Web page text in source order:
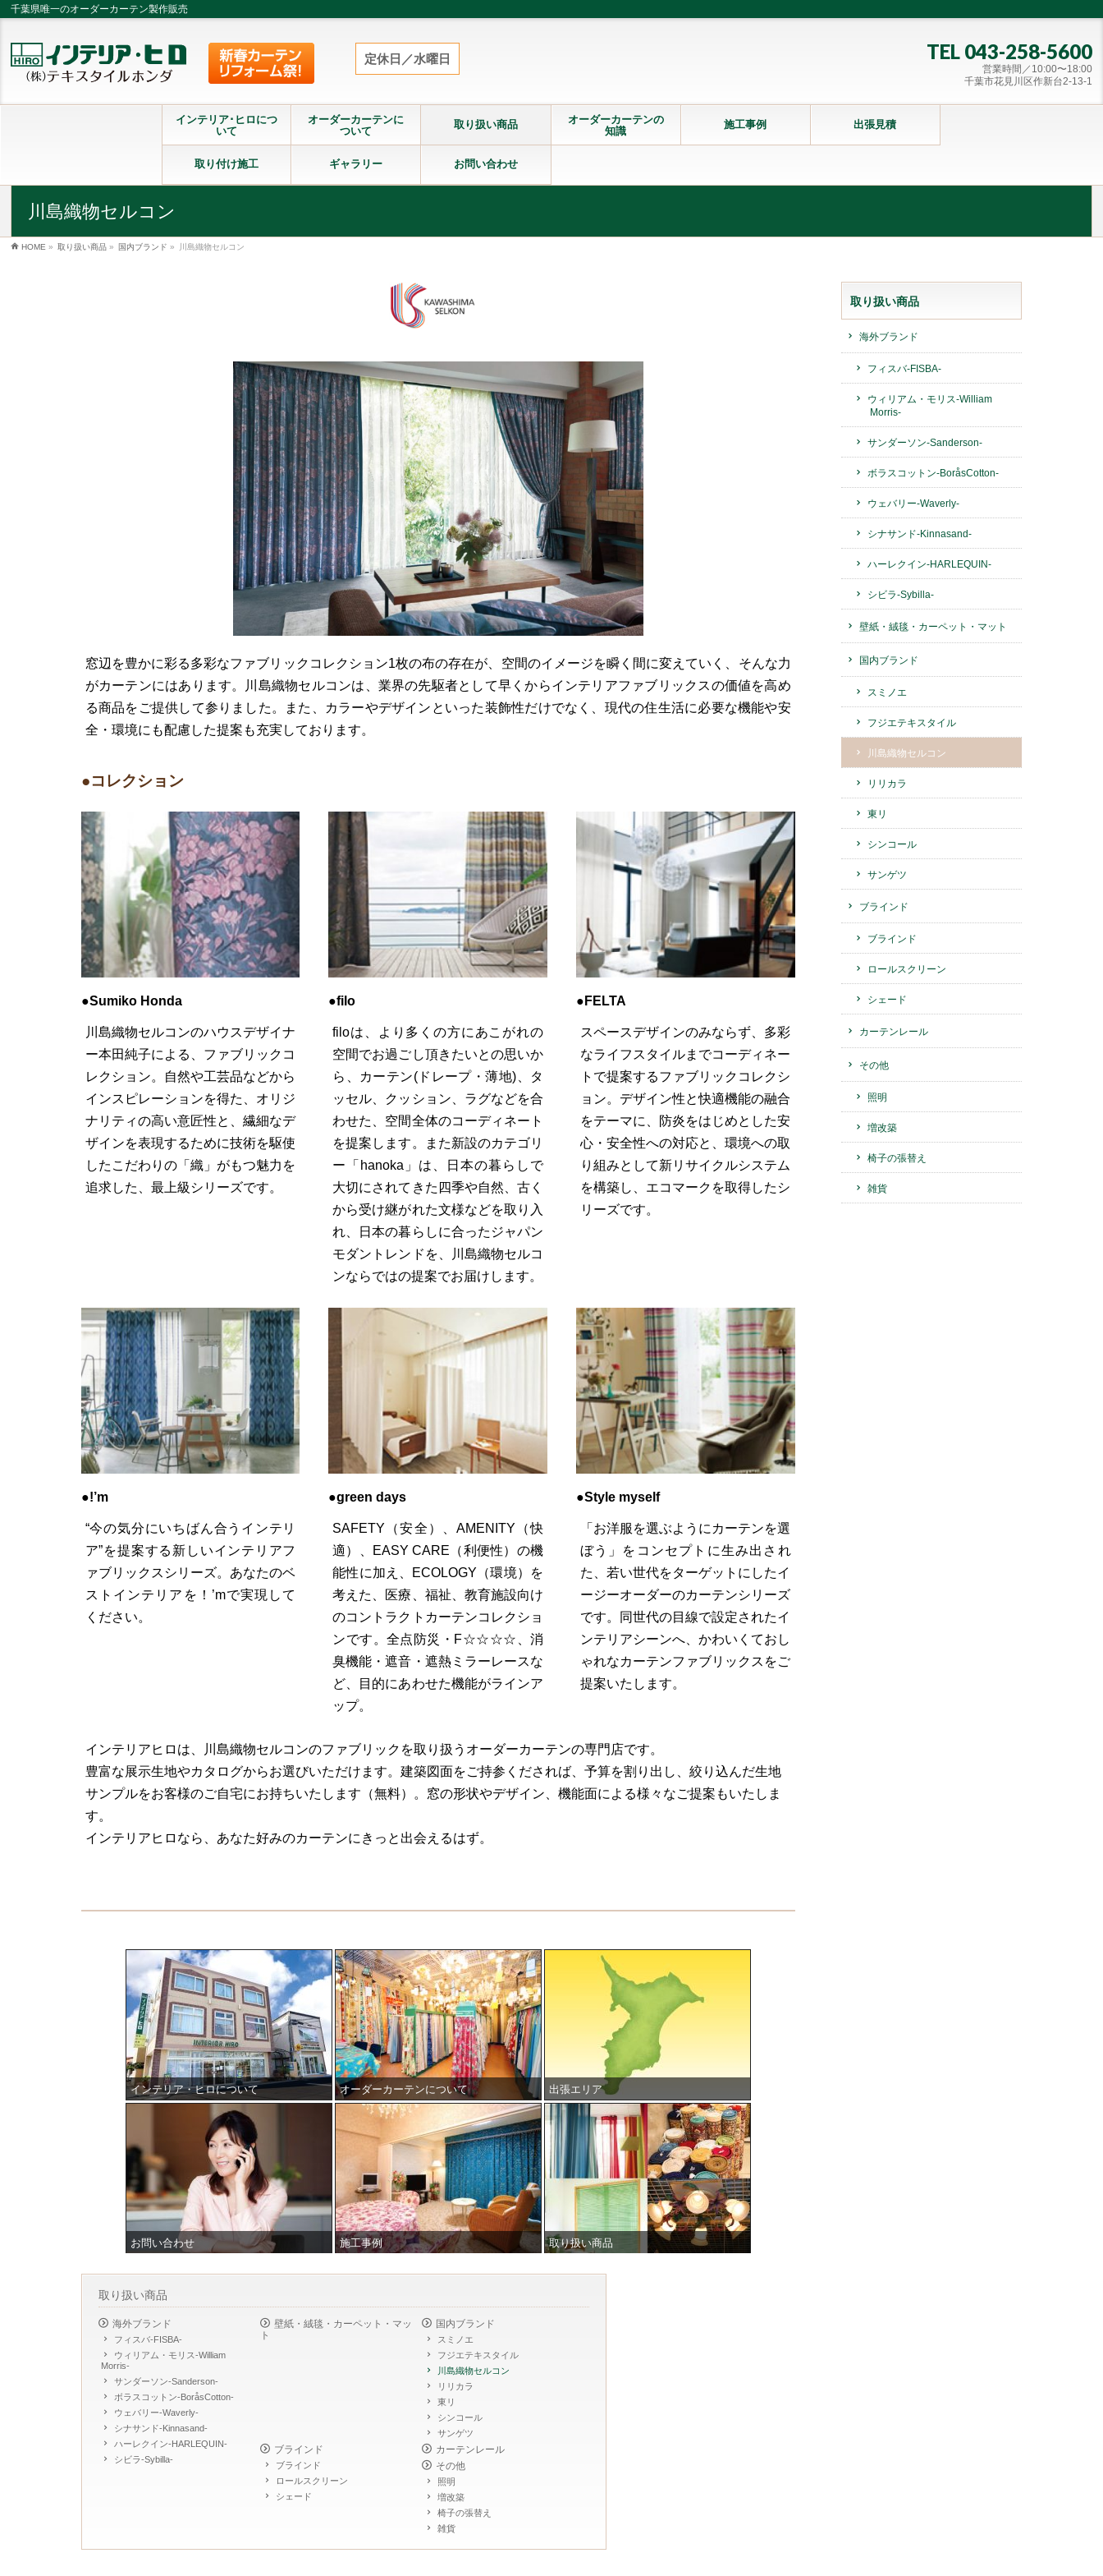
千葉県唯一のオーダーカーテン製作販売
TEL 043-258-5600
営業時間／10:00〜18:00
千葉市花見川区作新台2-13-1
定休日／水曜日
インテリア･ヒロにつ
いて
オーダーカーテンに
ついて
取り扱い商品
オーダーカーテンの
知識
施工事例 出張見積
取り付け施工 ギャラリー お問い合わせ
川島織物セルコン
HOME » 取り扱い商品 » 国内ブランド » 川島織物セルコン
窓辺を豊かに彩る多彩なファブリックコレクション1枚の布の存在が、空間のイメージを瞬く間に変えていく、そんな力
がカーテンにはあります。川島織物セルコンは、業界の先駆者として早くからインテリアファブリックスの価値を高め
る商品をご提供して参りました。また、カラーやデザインといった装飾性だけでなく、現代の住生活に必要な機能や安
全・環境にも配慮した提案も充実しております。
●コレクション
●Sumiko Honda
川島織物セルコンのハウスデザイナ
ー本田純子による、ファブリックコ
レクション。自然や工芸品などから
インスピレーションを得た、オリジ
ナリティの高い意匠性と、繊細なデ
ザインを表現するために技術を駆使
したこだわりの「織」がもつ魅力を
追求した、最上級シリーズです。
●filo
filoは、より多くの方にあこがれの
空間でお過ごし頂きたいとの思いか
ら、カーテン(ドレープ・薄地)、タ
ッセル、クッション、ラグなどを合
わせた、空間全体のコーディネート
を提案します。また新設のカテゴリ
ー「hanoka」は、日本の暮らしで
大切にされてきた四季や自然、古く
から受け継がれた文様などを取り入
れ、日本の暮らしに合ったジャパン
モダントレンドを、川島織物セルコ
ンならではの提案でお届けします。
●FELTA
スペースデザインのみならず、多彩
なライフスタイルまでコーディネー
トで提案するファブリックコレクシ
ョン。デザイン性と快適機能の融合
をテーマに、防炎をはじめとした安
心・安全性への対応と、環境への取
り組みとして新リサイクルシステム
を構築し、エコマークを取得したシ
リーズです。
●!’m
“今の気分にいちばん合うインテリ
ア”を提案する新しいインテリアフ
ァブリックスシリーズ。あなたのベ
ストインテリアを！’mで実現して
ください。
●green days
SAFETY（安全）、AMENITY（快
適）、EASY CARE（利便性）の機
能性に加え、ECOLOGY（環境）を
考えた、医療、福祉、教育施設向け
のコントラクトカーテンコレクショ
ンです。全点防災・F☆☆☆☆、消
臭機能・遮音・遮熱ミラーレースな
ど、目的にあわせた機能がラインア
ップ。
●Style myself
「お洋服を選ぶようにカーテンを選
ぼう」をコンセプトに生み出され
た、若い世代をターゲットにしたイ
ージーオーダーのカーテンシリーズ
です。同世代の目線で設定されたイ
ンテリアシーンへ、かわいくておし
ゃれなカーテンファブリックスをご
提案いたします。
インテリアヒロは、川島織物セルコンのファブリックを取り扱うオーダーカーテンの専門店です。
豊富な展示生地やカタログからお選びいただけます。建築図面をご持参くだされば、予算を割り出し、絞り込んだ生地
サンプルをお客様のご自宅にお持ちいたします（無料）。窓の形状やデザイン、機能面による様々なご提案もいたしま
す。
インテリアヒロなら、あなた好みのカーテンにきっと出会えるはず。
インテリア・ヒロについて オーダーカーテンについて 出張エリア
お問い合わせ 施工事例 取り扱い商品
取り扱い商品
海外ブランド
フィスバ-FISBA-
ウィリアム・モリス-William
Morris-
サンダーソン-Sanderson-
ボラスコットン-BoråsCotton-
ウェバリー-Waverly-
シナサンド-Kinnasand-
ハーレクイン-HARLEQUIN-
シビラ-Sybilla-
壁紙・絨毯・カーペット・マッ
ト
国内ブランド
スミノエ
フジエテキスタイル
川島織物セルコン
リリカラ
東リ
シンコール
サンゲツ
ブラインド
ブラインド
ロールスクリーン
シェード
カーテンレール
その他
照明
増改築
椅子の張替え
雑貨
取り扱い商品
海外ブランド
フィスバ-FISBA-
ウィリアム・モリス-William
Morris-
サンダーソン-Sanderson-
ボラスコットン-BoråsCotton-
ウェバリー-Waverly-
シナサンド-Kinnasand-
ハーレクイン-HARLEQUIN-
シビラ-Sybilla-
壁紙・絨毯・カーペット・マット
国内ブランド
スミノエ
フジエテキスタイル
川島織物セルコン
リリカラ
東リ
シンコール
サンゲツ
ブラインド
ブラインド
ロールスクリーン
シェード
カーテンレール
その他
照明
増改築
椅子の張替え
雑貨